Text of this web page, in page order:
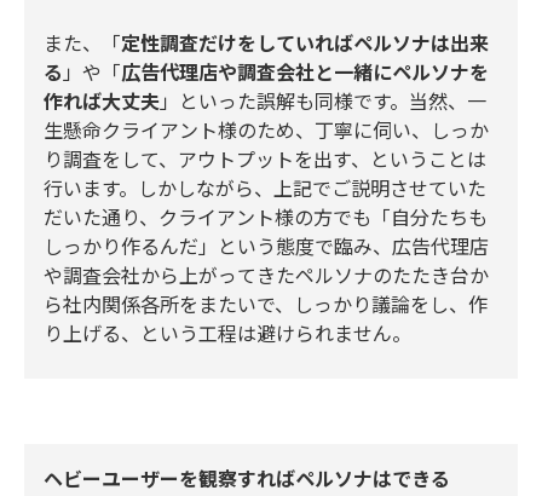
また、「定性調査だけをしていればペルソナは出来
る 」や「広告代理店や調査会社と一緒にペルソナを
作れば大丈夫」といった誤解も同様です。当然、一
生懸命クライアント様のため、丁寧に伺い、しっか
り調査をして、アウトプットを出す、ということは
行います。しかしながら、上記でご説明させていた
だいた通り、クライアント様の方でも「自分たちも
しっかり作るんだ」という態度で臨み、広告代理店
や調査会社から上がってきたペルソナのたたき台か
ら社内関係各所をまたいで、しっかり議論をし、作
り上げる、という工程は避けられません。
ヘビーユーザーを観察すればペルソナはできる